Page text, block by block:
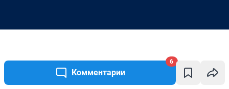
Комментарии
6